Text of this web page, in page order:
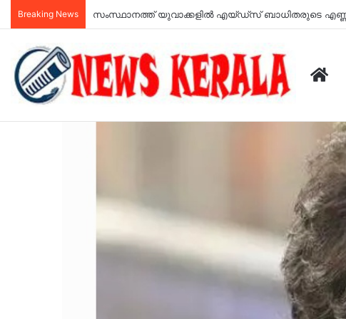
Breaking News സംസ്ഥാനത്ത് ഇന്നും അതിശക്തമായ മഴ, , 7